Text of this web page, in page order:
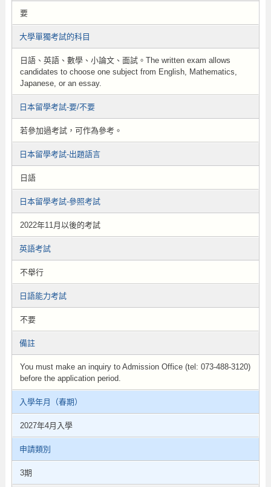
要
大學單獨考試的科目
日語、英語、數學、小論文、面試。The written exam allows
candidates to choose one subject from English, Mathematics,
Japanese, or an essay.
日本留學考試-要/不要
若參加過考試，可作為參考。
日本留學考試-出題語言
日語
日本留學考試-參照考試
2022年11月以後的考試
英語考試
不舉行
日語能力考試
不要
備註
You must make an inquiry to Admission Office (tel: 073-488-3120)
before the application period.
入學年月（春期）
2027年4月入學
申請類別
3期